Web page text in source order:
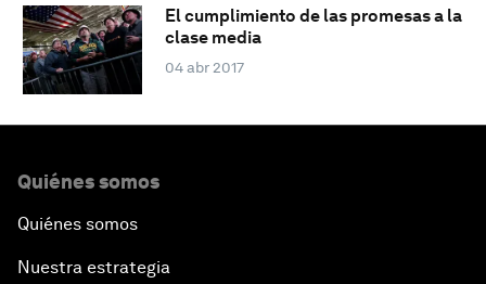
El cumplimiento de las promesas a la
clase media
04 abr 2017
Quiénes somos
Quiénes somos
Nuestra estrategia